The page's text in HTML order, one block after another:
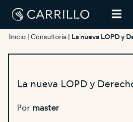
Inicio Consultoría La nueva LOPD y
La nueva LOPD y
Por master